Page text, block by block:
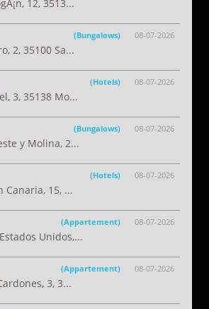
12, 3513...
08-07-2026
(Bungalows)
2, 35100 Sa...
08-07-2026
(Hotels)
3, 35138 Mo...
08-07-2026
(Bungalows)
y Molina, 2...
08-07-2026
(Hotels)
Canaria, 15, ...
08-07-2026
(Appartement)
Unidos,...
08-07-2026
(Appartement)
3, 3...